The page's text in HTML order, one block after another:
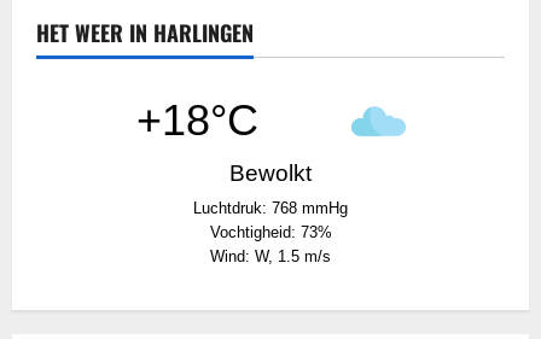
om
schip
in
steunen
HET WEER IN HARLINGEN
+18°C
Bewolkt
Luchtdruk: 768 mmHg
Vochtigheid: 73%
Wind: W, 1.5 m/s